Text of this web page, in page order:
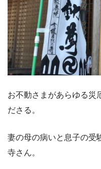
お不動さまがあらゆる災
ださる。
妻の母の病いと息子の受
寺さん。